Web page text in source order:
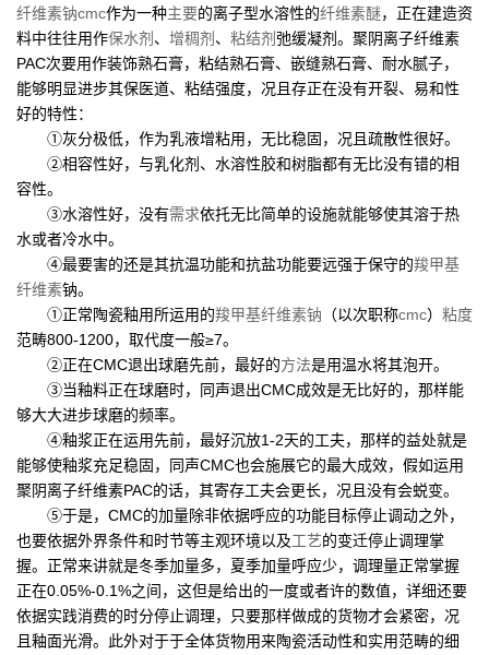
纤维素钠cmc作为一种主要的离子型水溶性的纤维素醚，正在建造资
料中往往用作保水剂 、 增稠剂 、 粘结剂弛缓凝剂。聚阴离子纤维素
PAC次要用作装饰熟石膏，粘结熟石膏、嵌缝熟石膏、耐水腻子，
能够明显进步其保医道、粘结强度，况且存正在没有开裂、易和性
好的特性：
①灰分极低，作为乳液增粘用，无比稳固，况且疏散性很好。
②相容性好，与乳化剂、水溶性胶和树脂都有无比没有错的相
容性。
③水溶性好，没有需求依托无比简单的设施就能够使其溶于热
水或者冷水中。
④最要害的还是其抗温功能和抗盐功能要远强于保守的羧甲基
纤维素钠。
①正常陶瓷釉用所运用的羧甲基纤维素钠 （以次职称cmc） 粘度
范畴800-1200，取代度一般≥7。
②正在CMC退出球磨先前，最好的方法是用温水将其泡开。
③当釉料正在球磨时，同声退出CMC成效是无比好的，那样能
够大大进步球磨的频率。
④釉浆正在运用先前，最好沉放1-2天的工夫，那样的益处就是
能够使釉浆充足稳固，同声CMC也会施展它的最大成效，假如运用
聚阴离子纤维素PAC的话，其寄存工夫会更长，况且没有会蜕变。
⑤于是，CMC的加量除非依据呼应的功能目标停止调动之外，
也要依据外界条件和时节等主观环境以及工艺的变迁停止调理掌
握。正常来讲就是冬季加量多，夏季加量呼应少，调理量正常掌握
正在0.05%-0.1%之间，这但是给出的一度或者许的数值，详细还要
依据实践消费的时分停止调理，只要那样做成的货物才会紧密，况
且釉面光滑。此外对于于全体货物用来陶瓷活动性和实用范畴的细